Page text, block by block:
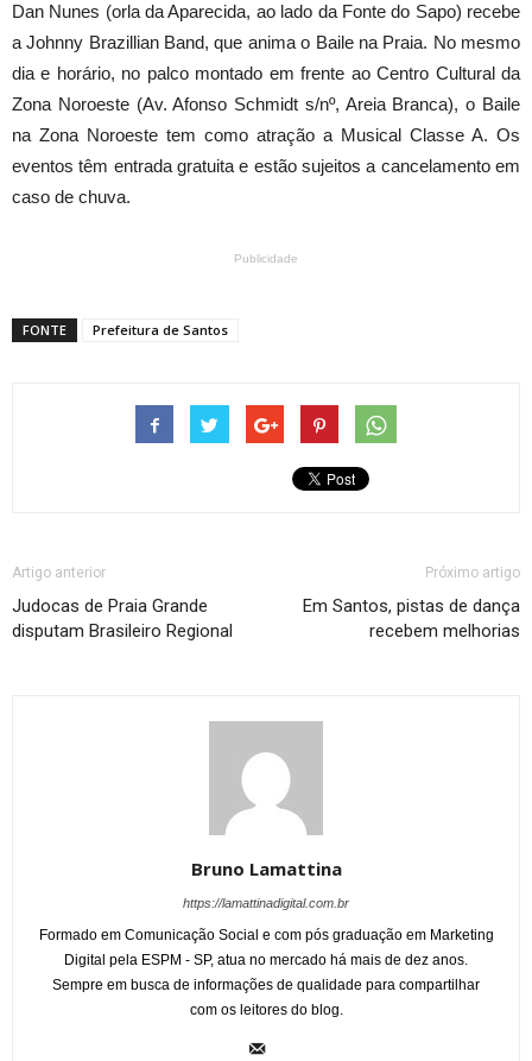
Dan Nunes (orla da Aparecida, ao lado da Fonte do Sapo) recebe
a Johnny Brazillian Band, que anima o Baile na Praia. No mesmo
dia e horário, no palco montado em frente ao Centro Cultural da
Zona Noroeste (Av. Afonso Schmidt s/nº, Areia Branca), o Baile
na Zona Noroeste tem como atração a Musical Classe A. Os
eventos têm entrada gratuita e estão sujeitos a cancelamento em
caso de chuva.
Publicidade
FONTE Prefeitura de Santos
Artigo anterior
Judocas de Praia Grande
disputam Brasileiro Regional
Próximo artigo
Em Santos, pistas de dança
recebem melhorias
Bruno Lamattina
https://lamattinadigital.com.br
Formado em Comunicação Social e com pós graduação em Marketing
Digital pela ESPM - SP, atua no mercado há mais de dez anos.
Sempre em busca de informações de qualidade para compartilhar
com os leitores do blog.